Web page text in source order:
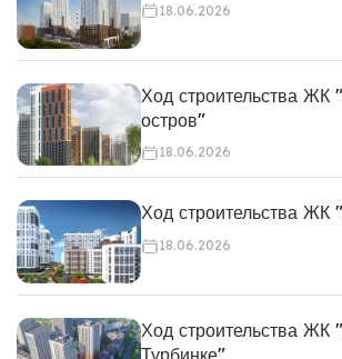
18.06.2026
Ход строительства ЖК
остров"
18.06.2026
Ход строительства ЖК
18.06.2026
Ход строительства ЖК
Турбинке"